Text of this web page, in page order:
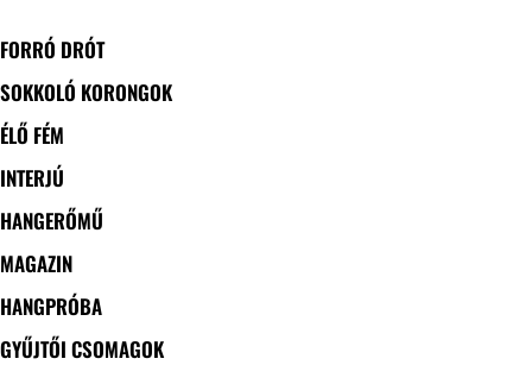
FORRÓ DRÓT
SOKKOLÓ KORONGOK
ÉLŐ FÉM
INTERJÚ
HANGERŐMŰ
MAGAZIN
HANGPRÓBA
GYŰJTŐI CSOMAGOK